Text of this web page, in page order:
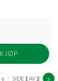
KJØP
«PREVIOUS
SIDE 1 AV 2 »